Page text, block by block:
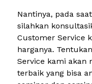
Nantinya, pada
silahkan
Customer Service
harganya.
Service kami akan
terbaik yang bisa